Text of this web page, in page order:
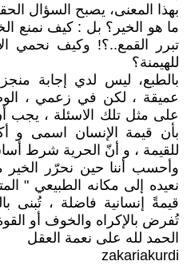
بهذا المعنى، يصبح السؤال
ما هو الخير؟ بل : كيف نمنع
تبرر القمع..؟! وكيف نحمي
للهيمنة؟
بالطبع، ليس لدي إجابة
عميقة ، لكن في زعمي ،
على مثل تلك الاسئلة ، يجب
بأن قيمة الإنسان اسمى و
للقيمة ، و أنّ الحرية شرط
وأحسب أننا حين نحرّر
نعيده إلى مكانه الطبيعي "
قيمةً إنسانية فاضلة ، تُبنى
تُفرض بالإكراه والخوف أو
الحمد لله على نعمة العقل
zakariakurdi